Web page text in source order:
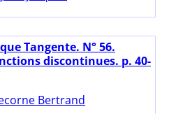
Tangente. N° 56.
discontinues. p. 40-
Bertrand